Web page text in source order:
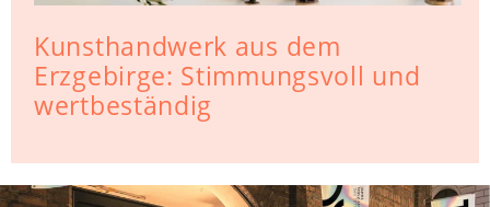
Kunsthandwerk aus dem
Erzgebirge: Stimmungsvoll und
wertbeständig